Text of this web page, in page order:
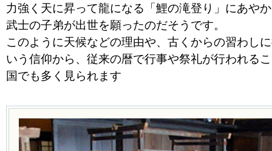
力強く天に昇って龍になる「鯉の滝登り」にあや
武士の子弟が出世を願ったのだそうです。
このように天候などの理由や、古くからの習わし
いう信仰から、従来の暦で行事や祭礼が行われる
国でも多く見られます